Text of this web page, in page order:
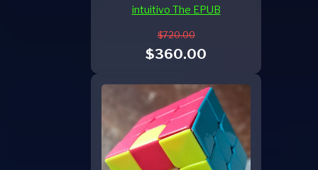
intuitivo The EPUB
$720.00
$360.00